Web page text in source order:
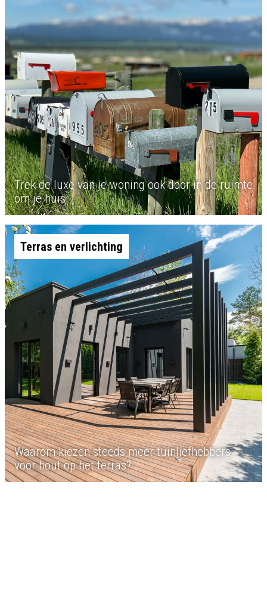
Trek de luxe van je woning ook door in de ruimte
om je huis
Terras en verlichting
Waarom kiezen steeds meer tuinliefhebbers
voor hout op het terras?